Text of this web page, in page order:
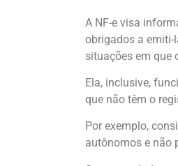
A NF-e visa
obrigados a emiti-
situações em que
Ela, inclusive,
que não têm o
Por exemplo,
autônomos e não